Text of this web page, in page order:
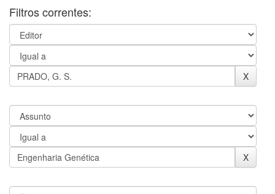
Filtros correntes: